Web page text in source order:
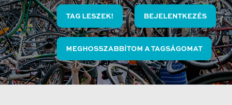
TAG LESZEK! BEJELENTKEZÉS
MEGHOSSZABBÍTOM A TAGSÁGOMAT